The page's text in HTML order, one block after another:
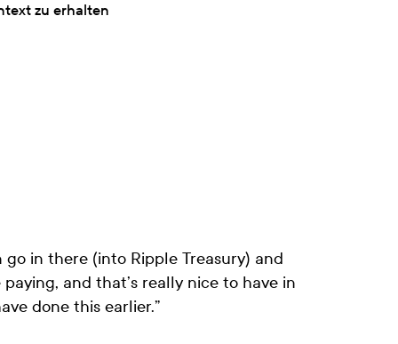
zu erhalten
go in there (into Ripple Treasury) and
and that’s really nice to have in
done this earlier.”